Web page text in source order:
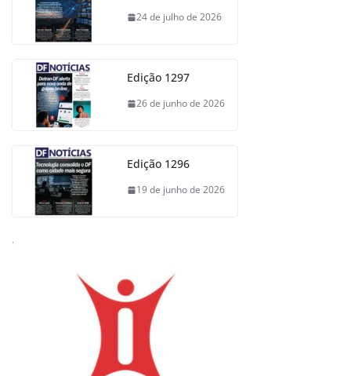
24 de julho de 2026
Edição 1297
26 de junho de 2026
Edição 1296
19 de junho de 2026